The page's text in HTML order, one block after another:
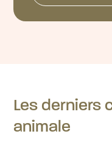
Les derniers
animale